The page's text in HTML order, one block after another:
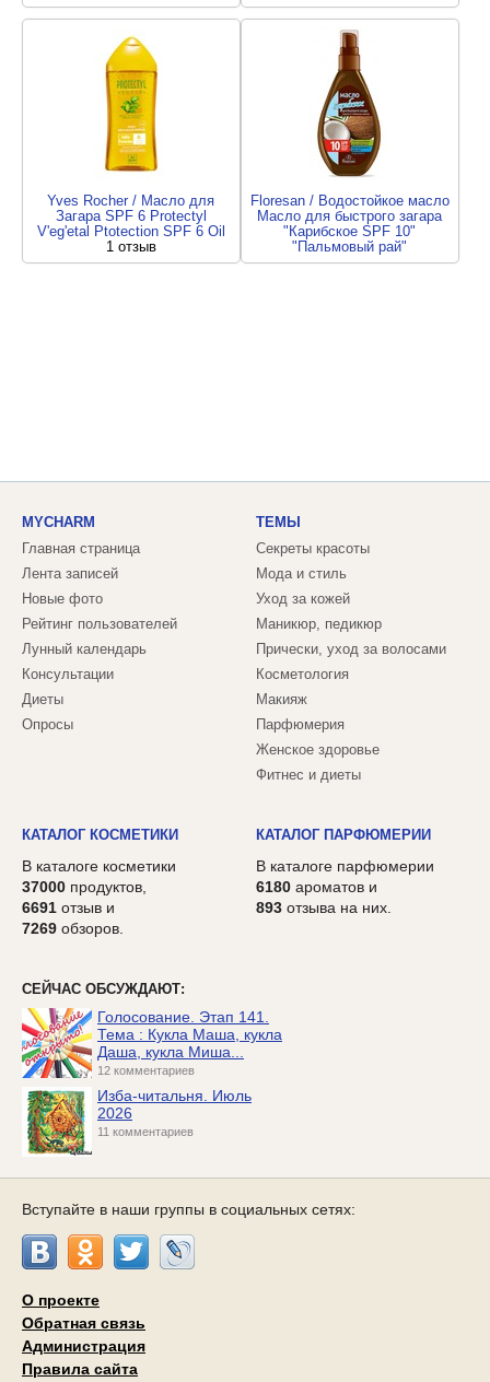
Yves Rocher / Масло для
Загара SPF 6 Protectyl
V'eg'etal Ptotection SPF 6 Oil
1 отзыв
Floresan / Водостойкое масло
Масло для быстрого загара
"Карибское SPF 10"
"Пальмовый рай"
1 отзыв
MYCHARM
Главная страница
Лента записей
Новые фото
Рейтинг пользователей
Лунный календарь
Консультации
Диеты
Опросы
ТЕМЫ
Секреты красоты
Мода и стиль
Уход за кожей
Маникюр, педикюр
Прически, уход за волосами
Косметология
Макияж
Парфюмерия
Женское здоровье
Фитнес и диеты
КАТАЛОГ КОСМЕТИКИ
В каталоге косметики
37000 продуктов,
6691 отзыв и
7269 обзоров.
КАТАЛОГ ПАРФЮМЕРИИ
В каталоге парфюмерии
6180 ароматов и
893 отзыва на них.
СЕЙЧАС ОБСУЖДАЮТ:
Голосование. Этап 141.
Тема : Кукла Маша, кукла
Даша, кукла Миша...
12 комментариев
Изба-читальня. Июль
2026
11 комментариев
Вступайте в наши группы в социальных сетях:
О проекте
Обратная связь
Администрация
Правила сайта